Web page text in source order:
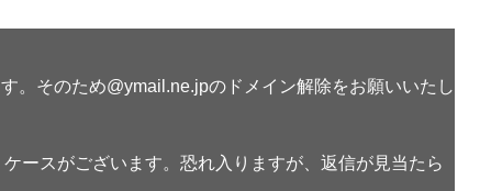
。そのため@ymail.ne.jpのドメイン解除をお願いいたし
ースがございます。恐れ入りますが、返信が見当たら